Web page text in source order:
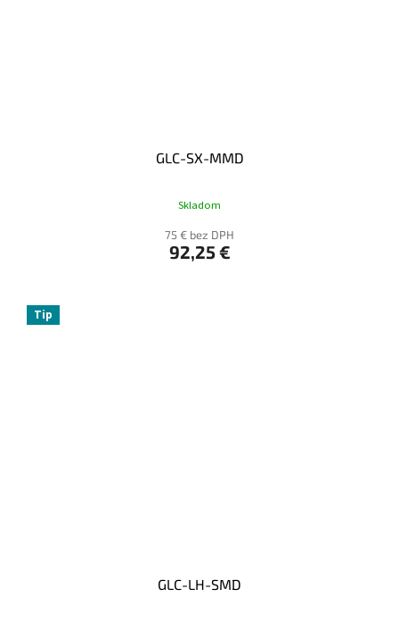
GLC-SX-MMD
Skladom
75 € bez DPH
92,25 €
Tip
GLC-LH-SMD